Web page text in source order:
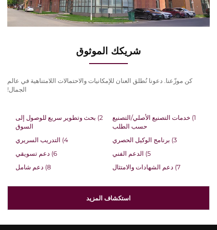
شريكك الموثوق
كن موزّعنا. دعونا نُطلق العنان للإمكانيات والاحتمالات اللامتناهية في عالم
الجمال!
1) خدمات التصنيع الأصلي/التصنيع
حسب الطلب
2) بحث وتطوير سريع للوصول إلى
السوق
3) برنامج الوكيل الحصري
4) التدريب السريري
5) الدعم الفني
6) دعم تسويقي
7) دعم الشهادات والامتثال
8) دعم شامل
استكشاف المزيد